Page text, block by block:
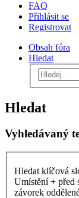
FAQ
Přihlásit se
Registrovat
Obsah fóra
Hledat
Hledat
Vyhledávaný
Hledat klíčová
Umístění+ před
závorek